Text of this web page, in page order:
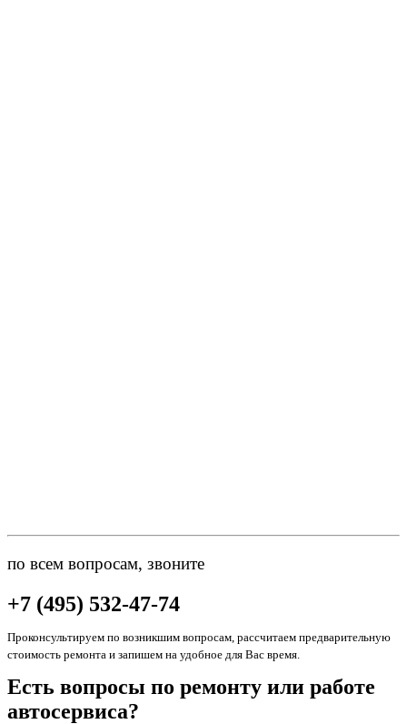
по всем вопросам, звоните
+7 (495) 532-47-74
Проконсультируем по возникшим вопросам, рассчитаем предварительную
стоимость ремонта и запишем на удобное для Вас время.
Есть вопросы по ремонту или работе
автосервиса?